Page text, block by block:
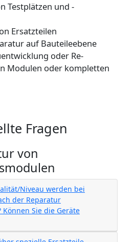
Testplätzen und -
Ersatzteilen
auf Bauteileebene
oder Re-
Modulen oder kompletten
Fragen
von
Niveau werden bei
der Reparatur
Sie die Geräte